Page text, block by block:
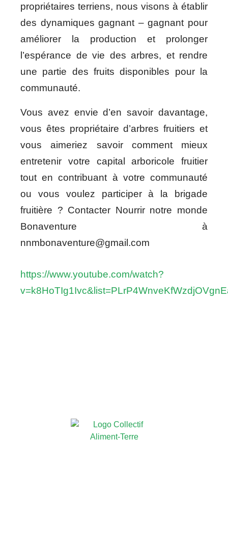
propriétaires terriens, nous visons à établir
des dynamiques gagnant – gagnant pour
améliorer la production et prolonger
l’espérance de vie des arbres, et rendre
une partie des fruits disponibles pour la
communauté.
Vous avez envie d’en savoir davantage,
vous êtes propriétaire d’arbres fruitiers et
vous aimeriez savoir comment mieux
entretenir votre capital arboricole fruitier
tout en contribuant à votre communauté
ou vous voulez participer à la brigade
fruitière ? Contacter Nourrir notre monde
Bonaventure à
nnmbonaventure@gmail.com
https://www.youtube.com/watch?